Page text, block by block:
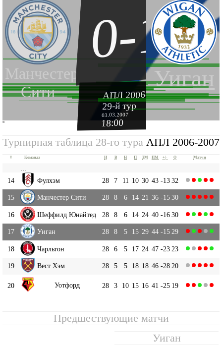
Манчестер
Сити
Уиган
0-1
АПЛ 2006-2007
29-й тур
03.03.2007
18:00
''
Турнирная таблица 28-го тура АПЛ 2006-2007
# Команда И В Н П ЗМ ПМ +|- О Матчи
14
Фулхэм 28 7 11 10 30 43 -13 32
15 Манчестер Сити 28 8 6 14 21 36 -15 30
16 Шеффилд Юнайтед 28 8 6 14 24 40 -16 30
17 Уиган 28 8 5 15 29 44 -15 29
18 Чарльтон 28 6 5 17 24 47 -23 23
19 Вест Хэм 28 5 5 18 18 46 -28 20
20 Уотфорд 28 3 10 15 16 41 -25 19
Предшествующие матчи
Уиган